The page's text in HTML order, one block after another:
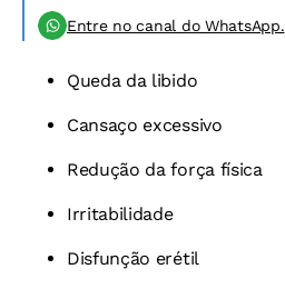
Entre no canal do WhatsApp.
Queda da libido
Cansaço excessivo
Redução da força física
Irritabilidade
Disfunção erétil